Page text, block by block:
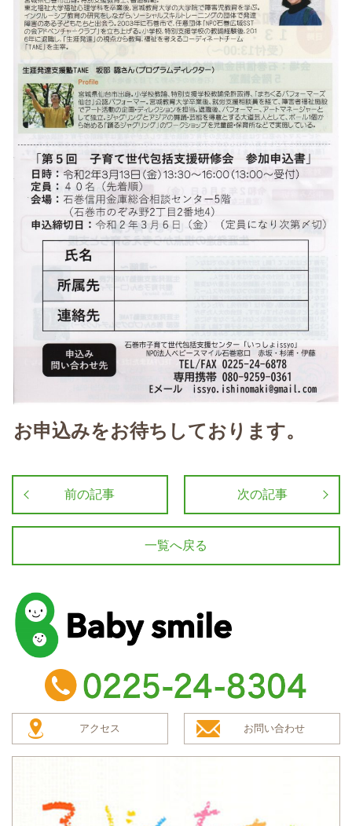
お申込みをお待ちしております。
前の記事 次の記事
一覧へ戻る
baby smile
TEL：0225-24-8304
アクセス お問い合わせ